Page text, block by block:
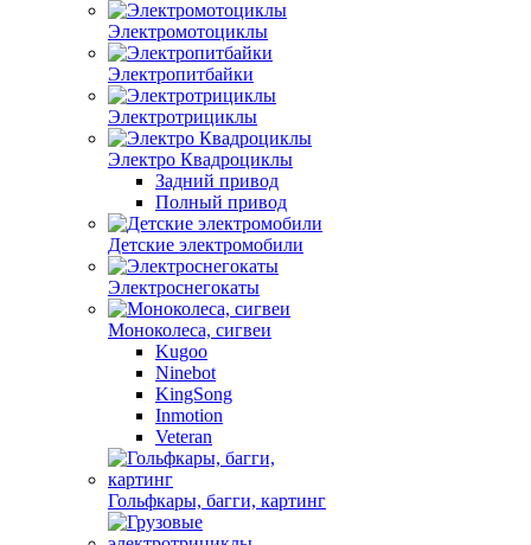
Электромотоциклы
Электропитбайки
Электротрициклы
Электро Квадроциклы
Задний привод
Полный привод
Детские электромобили
Электроснегокаты
Моноколеса, сигвеи
Kugoo
Ninebot
KingSong
Inmotion
Veteran
Гольфкары, багги, картинг